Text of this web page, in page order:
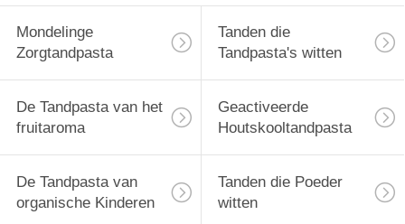
Mondelinge
Zorgtandpasta
Tanden die
Tandpasta's witten
De Tandpasta van het
fruitaroma
Geactiveerde
Houtskooltandpasta
De Tandpasta van
organische Kinderen
Tanden die Poeder
witten